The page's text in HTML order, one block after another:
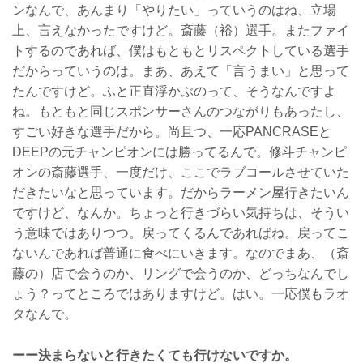
ンなんで、あんまり「やりたい」っていうのはね、立場
上、言えなかったですけど。斎藤（裕）選手。またファイ
トするのであれば、僕はもともとリスペクトしている選手
だからっていうのは。まあ、あえて「言うまい」と思って
たんですけど。ふと正直浮かぶのって、そうなんですよ
ね。もともと同じスポンサーさんのつながりもあったし、
すごい好きな選手だから。尚且つ、一応PANCRASEと
DEEPの元チャンピオンには勝ってるんで。修斗チャンピ
オンの斎藤選手、一度だけ、ここでラブコールさせていた
だきたいなと思っています。だからラーメン屋行きたいん
ですけど、なんか。ちょっと行きづらい気持ちは、そうい
う意味ではありつつ。戻ってくるんであればね。戻ってこ
ないんであれば普通に食べにいきます。なのでまあ、（斎
藤の）店で会うのか、リングで会うのか、どっちなんでし
ょう？ってところではありますけど。はい。一応僕もラオ
タなんで。
ーー決まらないと行きたくても行けないですか。